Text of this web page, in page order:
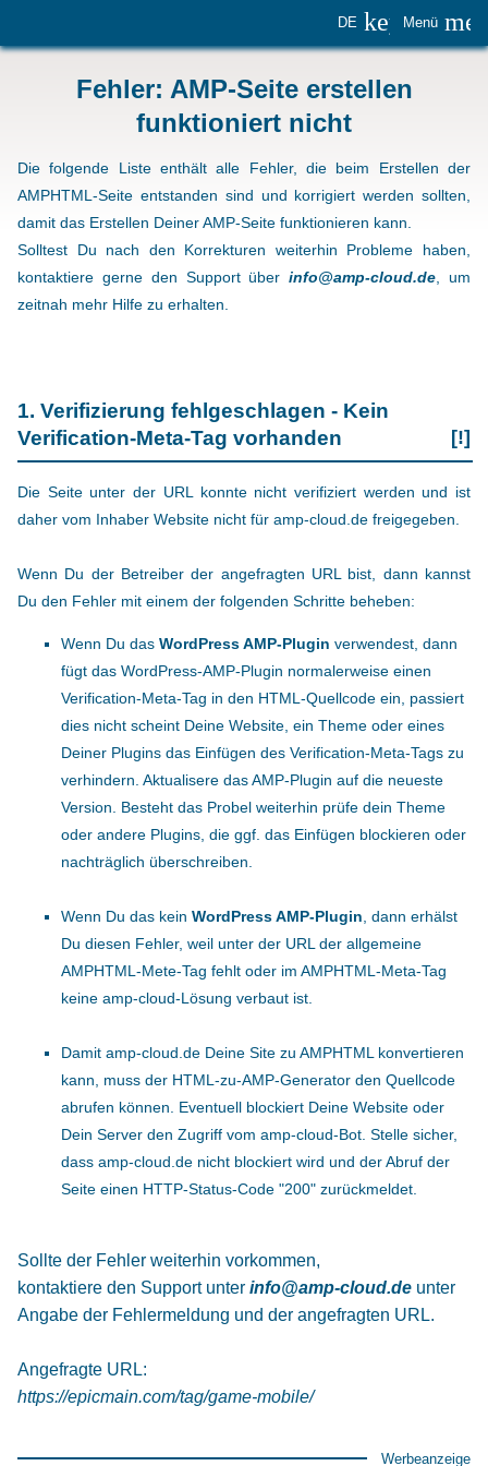
DE Menü
Fehler: AMP-Seite erstellen
funktioniert nicht
Die folgende Liste enthält alle Fehler, die beim Erstellen der
AMPHTML-Seite entstanden sind und korrigiert werden sollten,
damit das Erstellen Deiner AMP-Seite funktionieren kann.
Solltest Du nach den Korrekturen weiterhin Probleme haben,
kontaktiere gerne den Support überinfo@amp-cloud.de, um
zeitnah mehr Hilfe zu erhalten.
1. Verifizierung fehlgeschlagen - Kein
Verification-Meta-Tag vorhanden
[!]
Die Seite unter der URL konnte nicht verifiziert werden und ist
daher vom Inhaber Website nicht für amp-cloud.de freigegeben.
Wenn Du der Betreiber der angefragten URL bist, dann kannst
Du den Fehler mit einem der folgenden Schritte beheben:
Wenn Du das WordPress AMP-Plugin verwendest, dann
fügt das WordPress-AMP-Plugin normalerweise einen
Verification-Meta-Tag in den HTML-Quellcode ein, passiert
dies nicht scheint Deine Website, ein Theme oder eines
Deiner Plugins das Einfügen des Verification-Meta-Tags zu
verhindern. Aktualisere das AMP-Plugin auf die neueste
Version. Besteht das Probel weiterhin prüfe dein Theme
oder andere Plugins, die ggf. das Einfügen blockieren oder
nachträglich überschreiben.
Wenn Du das kein WordPress AMP-Plugin , dann erhälst
Du diesen Fehler, weil unter der URL der allgemeine
AMPHTML-Mete-Tag fehlt oder im AMPHTML-Meta-Tag
keine amp-cloud-Lösung verbaut ist.
Damit amp-cloud.de Deine Site zu AMPHTML konvertieren
kann, muss der HTML-zu-AMP-Generator den Quellcode
abrufen können. Eventuell blockiert Deine Website oder
Dein Server den Zugriff vom amp-cloud-Bot. Stelle sicher,
dass amp-cloud.de nicht blockiert wird und der Abruf der
Seite einen HTTP-Status-Code "200" zurückmeldet.
Sollte der Fehler weiterhin vorkommen,
kontaktiere den Support unter info@amp-cloud.de unter
Angabe der Fehlermeldung und der angefragten URL.
Angefragte URL:
https://epicmain.com/tag/game-mobile/
Werbeanzeige